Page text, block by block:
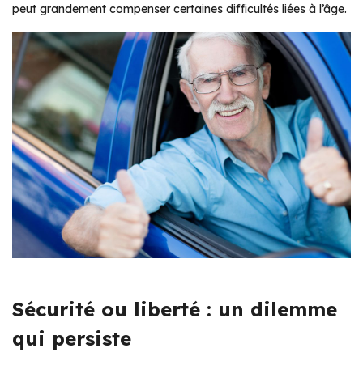
peut grandement compenser certaines difficultés liées à l’âge.
Sécurité ou liberté : un dilemme
qui persiste